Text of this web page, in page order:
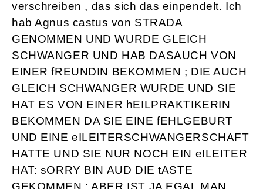
verschreiben , das sich das einpendelt. Ich
hab Agnus castus von STRADA
GENOMMEN UND WURDE GLEICH
SCHWANGER UND HAB DASAUCH VON
EINER fREUNDIN BEKOMMEN ; DIE AUCH
GLEICH SCHWANGER WURDE UND SIE
HAT ES VON EINER hEILPRAKTIKERIN
BEKOMMEN DA SIE EINE fEHLGEBURT
UND EINE eILEITERSCHWANGERSCHAFT
HATTE UND SIE NUR NOCH EIN eILEITER
HAT: sORRY BIN AUD DIE tASTE
GEKOMMEN ; ABER IST JA EGAL MAN